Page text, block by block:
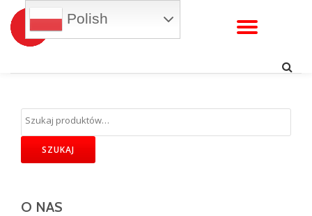
Przejdź
SZUKAJ
O NAS
Polish